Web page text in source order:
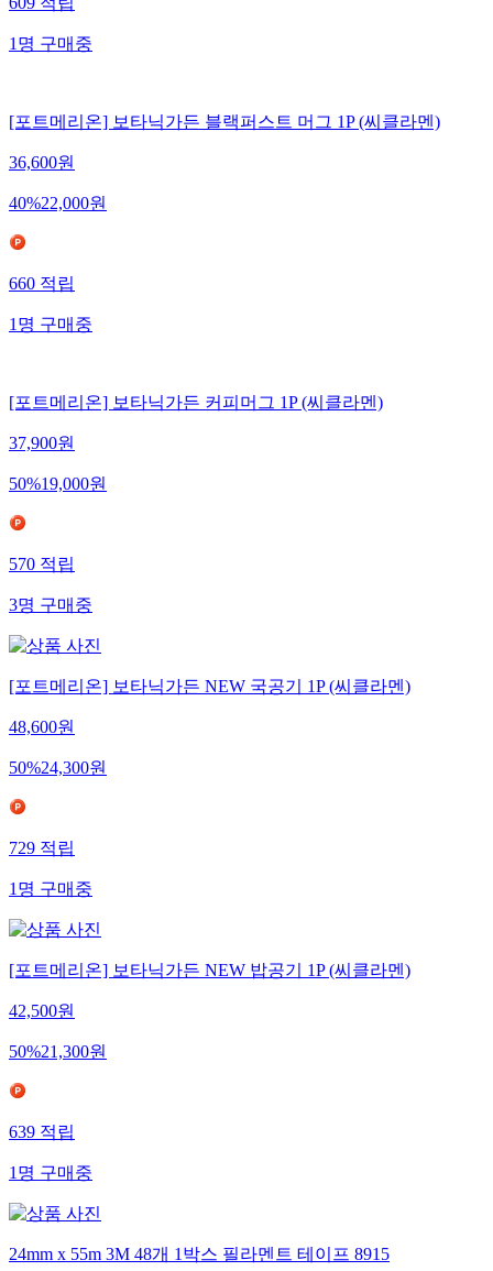
609적립
1명구매중
[포트메리온] 보타닉가든 블랙퍼스트 머그 1P (씨클라멘)
36,600원
40%22,000원
660적립
1명구매중
[포트메리온] 보타닉가든 커피머그 1P (씨클라멘)
37,900원
50%19,000원
570적립
3명구매중
[포트메리온] 보타닉가든 NEW 국공기 1P (씨클라멘)
48,600원
50%24,300원
729적립
1명구매중
[포트메리온] 보타닉가든 NEW 밥공기 1P (씨클라멘)
42,500원
50%21,300원
639적립
1명구매중
24mm x 55m 3M 48개 1박스 필라멘트 테이프 8915